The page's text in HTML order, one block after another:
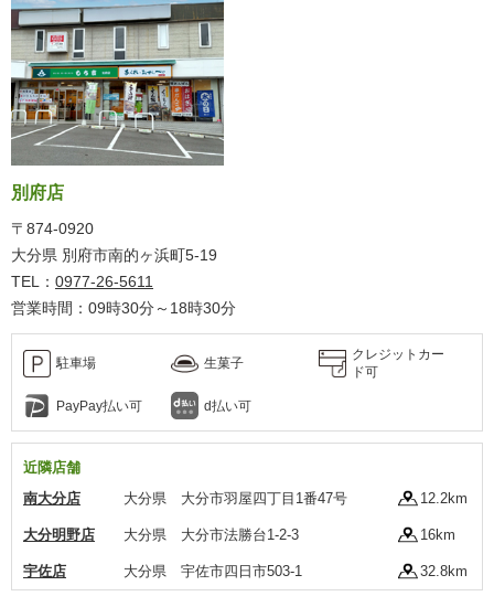
別府店
〒874-0920
大分県 別府市南的ヶ浜町5-19
TEL： 0977-26-5611
営業時間：09時30分～18時30分
駐車場 生菓子
クレジットカー
ド可
PayPay払い可 d払い可
近隣店舗
南大分店
大分県 大分市羽屋四丁目1番47号 12.2km
大分明野店 大分県 大分市法勝台1-2-3 16km
宇佐店 大分県 宇佐市四日市503-1 32.8km